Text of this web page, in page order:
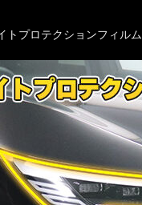
トプロテクションフィルム